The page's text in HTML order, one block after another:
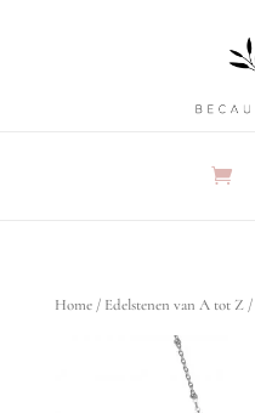
Home/ Edelstenen van A tot Z /